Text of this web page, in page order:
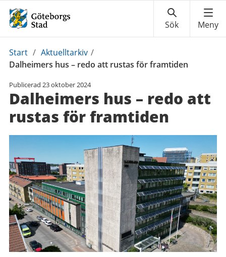
Du
är
Start / Aktuelltarkiv /
Dalheimers hus – redo att rustas för framtiden
Publicerad 23 oktober 2024
Dalheimers hus – redo att
rustas för framtiden